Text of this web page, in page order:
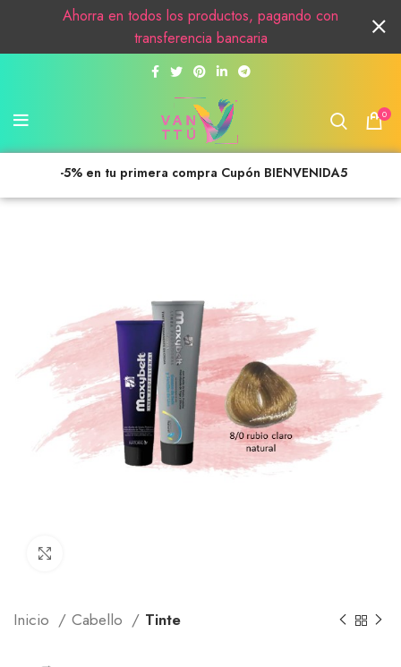
0
-5% en tu primera compra Cupón BIENVENIDA5
Inicio Cabello Tinte
Ahorra en todos los productos, pagando con
transferencia bancaria